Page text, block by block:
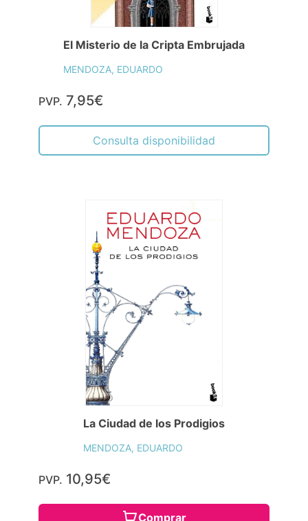
El Misterio de la Cripta Embrujada
MENDOZA, EDUARDO
PVP. 7,95€
Consulta disponibilidad
La Ciudad de los Prodigios
MENDOZA, EDUARDO
PVP. 10,95€
Comprar